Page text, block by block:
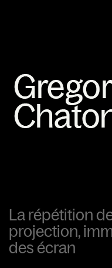
La répétition
projection,
des écran